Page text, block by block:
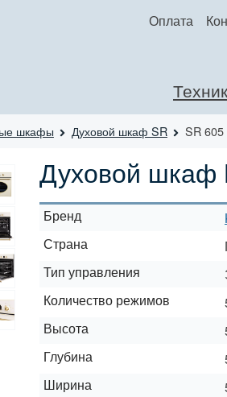
Оплата
шкафы Духовой шкаф SR SR
Духовой шкаф
Бренд
Страна
Тип управления
Количество режимов
Высота
Глубина
Ширина